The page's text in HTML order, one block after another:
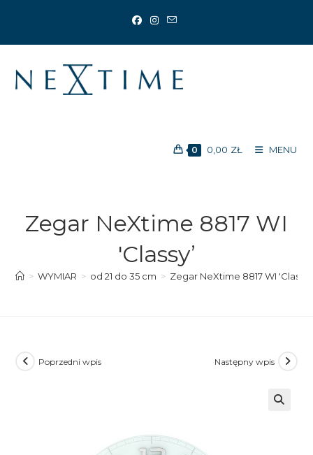
0 0,00 ZŁ MENU
Zegar NeXtime 8817 WI
'Classy’
> WYMIAR > od 21 do 35 cm > Zegar NeXtime 8817 WI 'Classy’
Poprzedni wpis Następny wpis